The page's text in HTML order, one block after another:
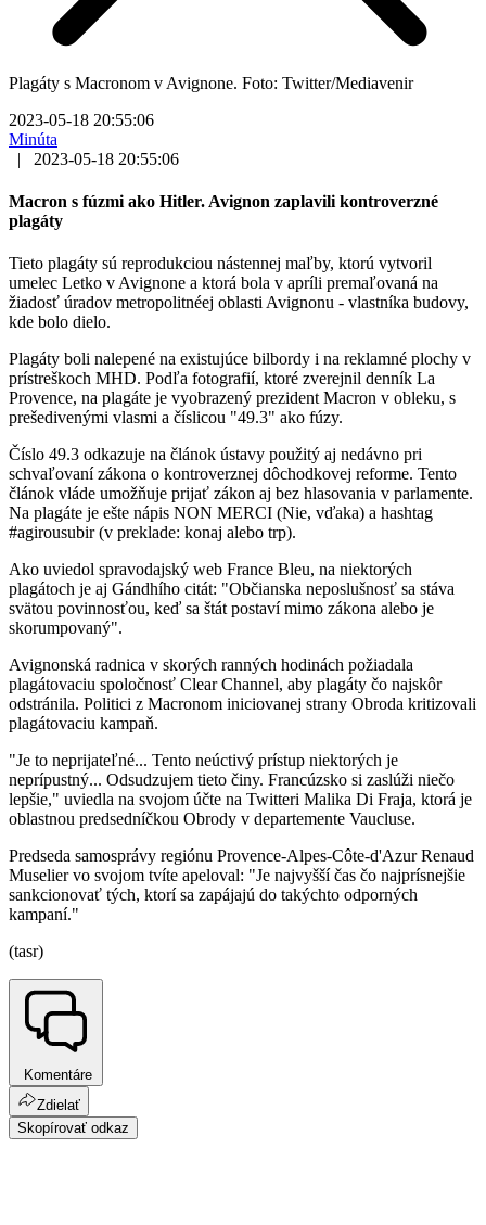
Plagáty s Macronom v Avignone. Foto: Twitter/Mediavenir
2023-05-18 20:55:06
Minúta
|
2023-05-18 20:55:06
Macron s fúzmi ako Hitler. Avignon zaplavili kontroverzné
plagáty
Tieto plagáty sú reprodukciou nástennej maľby, ktorú vytvoril
umelec Letko v Avignone a ktorá bola v apríli premaľovaná na
žiadosť úradov metropolitnéej oblasti Avignonu - vlastníka budovy,
kde bolo dielo.
Plagáty boli nalepené na existujúce bilbordy i na reklamné plochy v
prístreškoch MHD. Podľa fotografií, ktoré zverejnil denník La
Provence, na plagáte je vyobrazený prezident Macron v obleku, s
prešedivenými vlasmi a číslicou "49.3" ako fúzy.
Číslo 49.3 odkazuje na článok ústavy použitý aj nedávno pri
schvaľovaní zákona o kontroverznej dôchodkovej reforme. Tento
článok vláde umožňuje prijať zákon aj bez hlasovania v parlamente.
Na plagáte je ešte nápis NON MERCI (Nie, vďaka) a hashtag
#agirousubir (v preklade: konaj alebo trp).
Ako uviedol spravodajský web France Bleu, na niektorých
plagátoch je aj Gándhího citát: "Občianska neposlušnosť sa stáva
svätou povinnosťou, keď sa štát postaví mimo zákona alebo je
skorumpovaný".
Avignonská radnica v skorých ranných hodinách požiadala
plagátovaciu spoločnosť Clear Channel, aby plagáty čo najskôr
odstránila. Politici z Macronom iniciovanej strany Obroda kritizovali
plagátovaciu kampaň.
"Je to neprijateľné... Tento neúctivý prístup niektorých je
neprípustný... Odsudzujem tieto činy. Francúzsko si zaslúži niečo
lepšie," uviedla na svojom účte na Twitteri Malika Di Fraja, ktorá je
oblastnou predsedníčkou Obrody v departemente Vaucluse.
Predseda samosprávy regiónu Provence-Alpes-Côte-d'Azur Renaud
Muselier vo svojom tvíte apeloval: "Je najvyšší čas čo najprísnejšie
sankcionovať tých, ktorí sa zapájajú do takýchto odporných
kampaní."
(tasr)
Komentáre
Zdielať
Skopírovať odkaz